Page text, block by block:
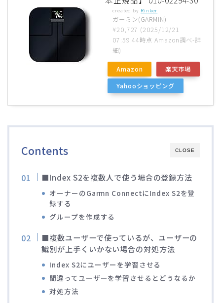
ブルベレポート2016
ブルべレポート2015
ブルべレポート2013
created by Rinker
ガーミン(GARMIN)
¥20,727 (2025/12/21
07:59:44時点 Amazon調べ-詳
細)
Amazon
楽天市場
Yahooショッピング
CLOSE
Contents
■Index S2を複数人で使う場合の登録方法
オーナーのGarmn ConnectにIndex S2を登
録する
グループを作成する
■複数ユーザーで使っているが、ユーザーの
識別が上手くいかない場合の対処方法
Index S2にユーザーを学習させる
間違ってユーザーを学習させるとどうなるか
対処方法